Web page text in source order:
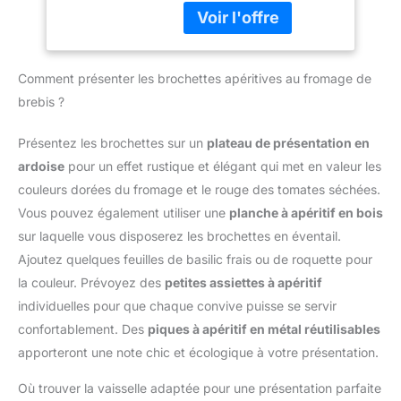
brasage ou la friture. Les
bandes parallèles au
fond de la poêle
magnifiquement les
en bakélite au design
ergonomique isolent la
chaleur et offrent une
prise en main
confortable. Convient à
tous les types de
cuisinières : La base
magnétique en acier
inoxydable est résistante
à l'usure et durable, la
conduction de la chaleur
est rapide et uniforme,
gaz, en céramique,
pour Viande
Poissons Légumes
Céramique Four
robuste sans revêtement
chimique et est
gaz et à induction. Sa
une répartition
homogène de la chaleur,
et cette Poêle Grill est
idéale pour saisir et griller
steaks et légumes.
Compatibilité polyvalente
antiadhésive est
compatible avec
différents types de
plaques de cuisson,
le gaz. Grâce à sa forme
rectangulaire et à sa
Comment présenter les brochettes apéritives au fromage de
brebis ?
Présentez les brochettes sur un plateau de présentation en
ardoise pour un effet rustique et élégant qui met en valeur les
couleurs dorées du fromage et le rouge des tomates séchées.
Vous pouvez également utiliser une planche à apéritif en bois
sur laquelle vous disposerez les brochettes en éventail.
Ajoutez quelques feuilles de basilic frais ou de roquette pour
la couleur. Prévoyez des petites assiettes à apéritif
individuelles pour que chaque convive puisse se servir
confortablement. Des piques à apéritif en métal réutilisables
apporteront une note chic et écologique à votre présentation.
Où trouver la vaisselle adaptée pour une présentation parfaite